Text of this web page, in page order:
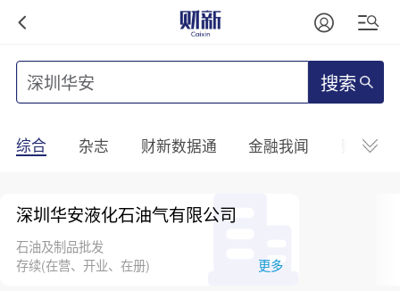
搜索
综合 杂志 财新数据通 金融我闻 财新
深圳华安液化石油气有限公司
石油及制品批发
存续(在营、开业、在册)
更多